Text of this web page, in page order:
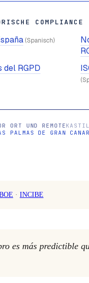
COMPLIANCE
(Spanisch)
del RGPD
ORT UND REMOTE
PALMAS DE GRAN
· INCIBE
es más predictible